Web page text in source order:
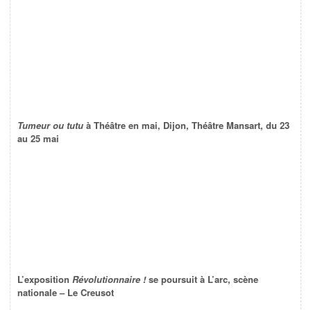
Tumeur ou tutu à Théâtre en mai, Dijon, Théâtre Mansart, du 23
au 25 mai
L’exposition Révolutionnaire !se poursuit à L’arc, scène
nationale – Le Creusot